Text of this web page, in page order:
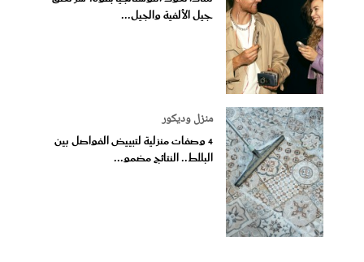
جيل الألفية والجيل...
منزل وديكور
4 وصفات منزلية لتبييض الفواصل بين
البلاط.. النتائج مضمو...